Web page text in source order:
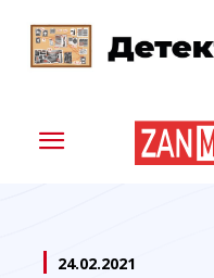
24.02.2021